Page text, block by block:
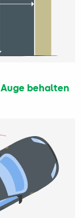
behalten